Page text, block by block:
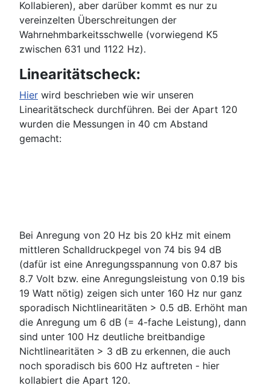
Kollabieren), aber darüber kommt es nur zu
vereinzelten Überschreitungen der
Wahrnehmbarkeitsschwelle (vorwiegend K5
zwischen 631 und 1122 Hz).
Linearitätscheck:
Hier wird beschrieben wie wir unseren
Linearitätscheck durchführen. Bei der Apart 120
wurden die Messungen in 40 cm Abstand
gemacht:
Bei Anregung von 20 Hz bis 20 kHz mit einem
mittleren Schalldruckpegel von 74 bis 94 dB
(dafür ist eine Anregungsspannung von 0.87 bis
8.7 Volt bzw. eine Anregungsleistung von 0.19 bis
19 Watt nötig) zeigen sich unter 160 Hz nur ganz
sporadisch Nichtlinearitäten > 0.5 dB. Erhöht man
die Anregung um 6 dB (= 4-fache Leistung), dann
sind unter 100 Hz deutliche breitbandige
Nichtlinearitäten > 3 dB zu erkennen, die auch
noch sporadisch bis 600 Hz auftreten - hier
kollabiert die Apart 120.